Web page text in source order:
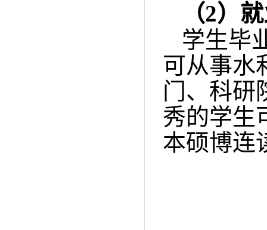
（2）
学生毕
可从事水
门、科研
秀的学生
本硕博连